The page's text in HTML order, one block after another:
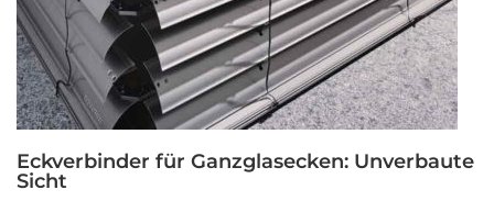
Eckverbinder für Ganzglasecken: Unverbaute
Sicht